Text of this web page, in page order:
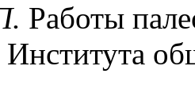
Работы
Института